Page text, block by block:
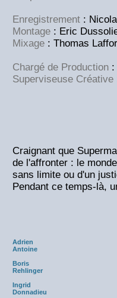
Enregistrement :
Montage : Eric
Mixage : Thomas
Chargé de Production :
Superviseuse Créative
Craignant que
de l'affronter : le
sans limite ou d'un
Pendant ce temps-là,
Adrien
Antoine
Boris
Rehlinger
Ingrid
Donnadieu